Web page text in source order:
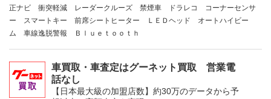
正ナビ 衝突軽減 レーダークルーズ 禁煙車 ドラレコ コーナーセンサ
ー スマートキー 前席シートヒーター ＬＥＤヘッド オートハイビー
ム 車線逸脱警報 Ｂｌｕｅｔｏｏｔｈ
車買取・車査定はグーネット買取 営業電
話なし
【日本最大級の加盟店数】約30万のデータから予